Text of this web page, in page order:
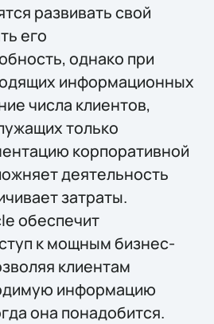
развивать свой
его
однако при
информационных
числа клиентов,
только
корпоративной
деятельность
затраты.
обеспечит
к мощным бизнес-
клиентам
информацию
она понадобится.